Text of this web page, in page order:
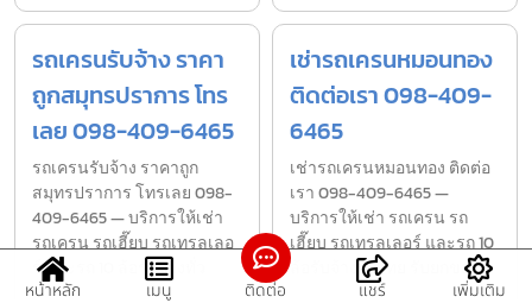
รถเครนรับจ้าง ราคา
ถูกสมุทรปราการ โทร
เลย 098-409-6465
รถเครนรับจ้าง ราคาถูก
สมุทรปราการ โทรเลย 098-
409-6465 — บริการให้เช่า
รถเครน รถเฮี๊ยบ รถเทรลเลอ
ร์ และรถ 10 ล้อรับจ้างทั่ว
เช่ารถเครนหมอนทอง
ติดต่อเรา 098-409-
6465
เช่ารถเครนหมอนทอง ติดต่อ
เรา 098-409-6465 —
บริการให้เช่า รถเครน รถ
เฮี๊ยบ รถเทรลเลอร์ และรถ 10
ล้อรับจ้างทั่วไทย รับยกของ
หน้าหลัก
เมนู ติดต่อ แชร์ เพิ่มเติม